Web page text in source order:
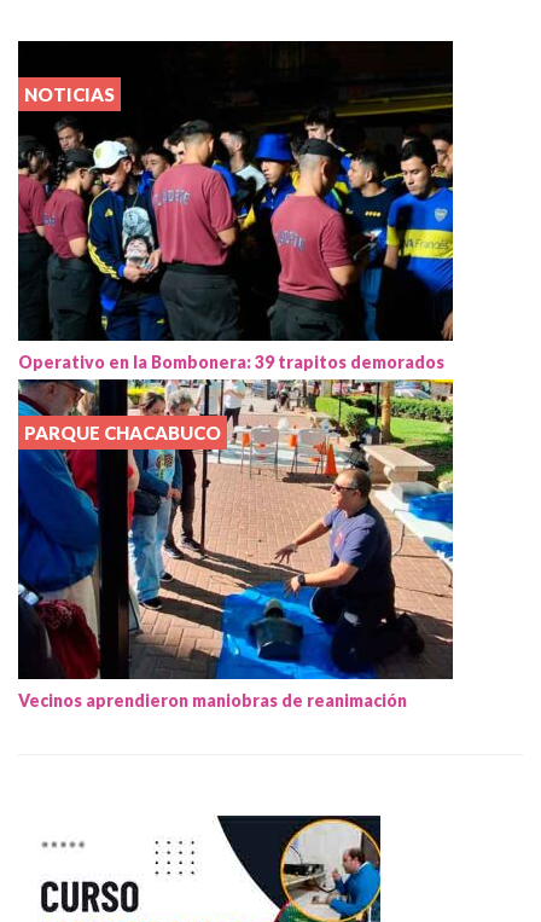
NOTICIAS
Operativo en la Bombonera: 39 trapitos demorados
PARQUE CHACABUCO
Vecinos aprendieron maniobras de reanimación